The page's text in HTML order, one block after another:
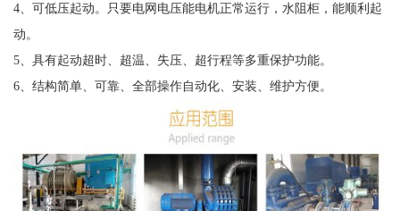
4、可低压起动。只要电网电压能电机正常运行，水阻柜，能顺利起
动。
5、具有起动超时、超温、失压、超行程等多重保护功能。
6、结构简单、可靠、全部操作自动化、安装、维护方便。